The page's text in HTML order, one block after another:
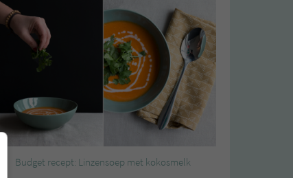
Budget recept: Linzensoep met kokosmelk